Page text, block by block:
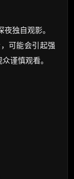
独自观影。
可能会引起强
谨慎观看。